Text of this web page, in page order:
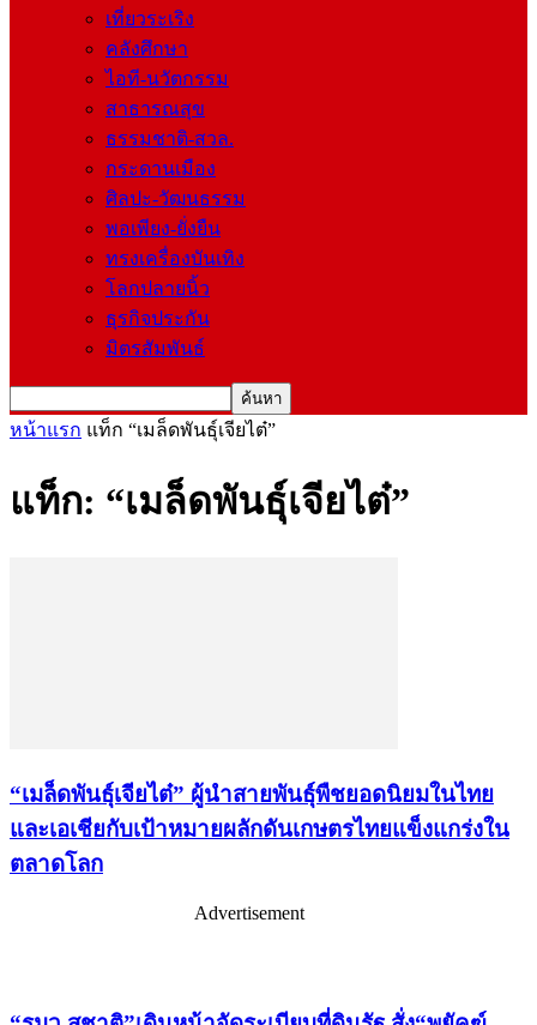
เที่ยวระเริง
คลังศึกษา
ไอที-นวัตกรรม
สาธารณสุข
ธรรมชาติ-สวล.
กระดานเมือง
ศิลปะ-วัฒนธรรม
พอเพียง-ยั่งยืน
ทรงเครื่องบันเทิง
โลกปลายนิ้ว
ธุรกิจประกัน
มิตรสัมพันธ์
หน้าแรก แท็ก “เมล็ดพันธุ์เจียไต๋”
แท็ก: “เมล็ดพันธุ์เจียไต๋”
“เมล็ดพันธุ์เจียไต๋” ผู้นำสายพันธุ์พืชยอดนิยมในไทย
และเอเชียกับเป้าหมายผลักดันเกษตรไทยแข็งแกร่งใน
ตลาดโลก
Advertisement